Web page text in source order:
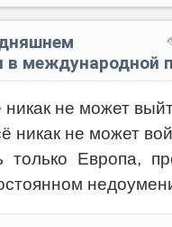
в международной
не может
никак не может
Европа,